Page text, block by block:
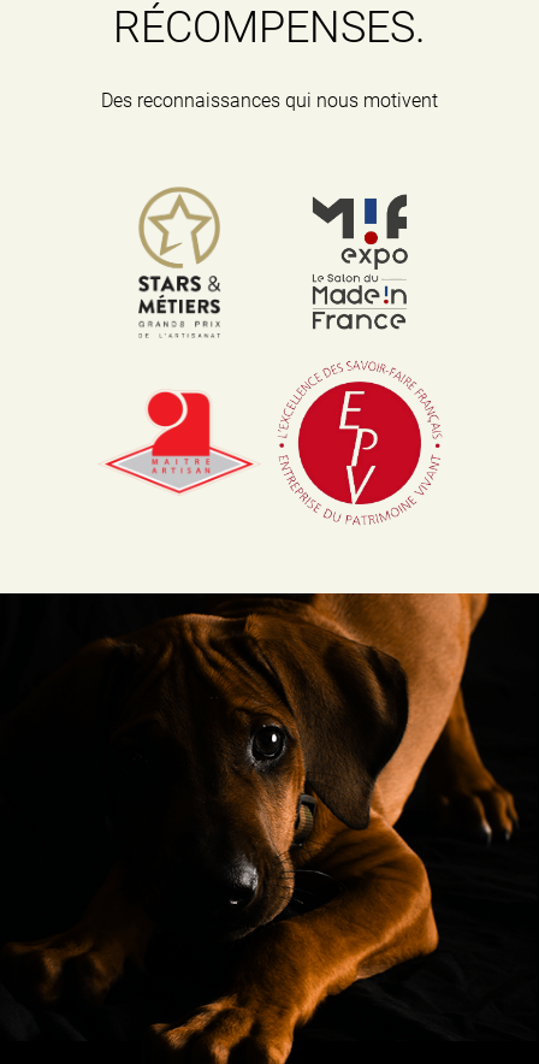
RÉCOMPENSES.
Des reconnaissances qui nous motivent